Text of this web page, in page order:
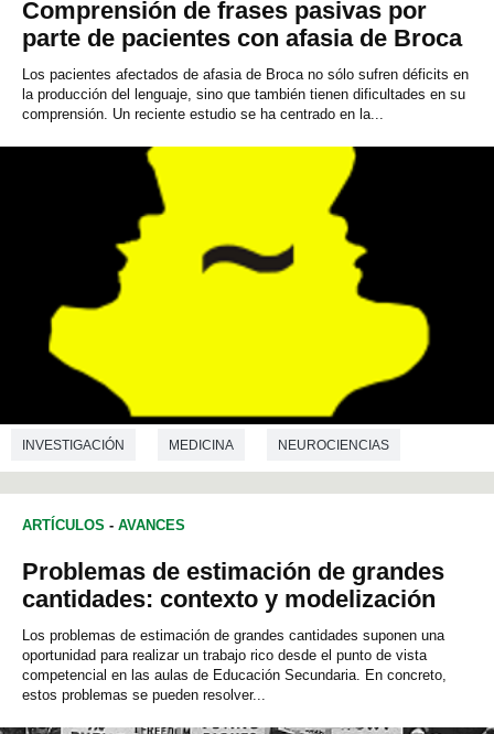
Comprensión de frases pasivas por
parte de pacientes con afasia de Broca
Los pacientes afectados de afasia de Broca no sólo sufren déficits en
la producción del lenguaje, sino que también tienen dificultades en su
comprensión. Un reciente estudio se ha centrado en la...
INVESTIGACIÓN MEDICINA NEUROCIENCIAS
FILOLOGIA
ARTÍCULOS - AVANCES
Problemas de estimación de grandes
cantidades: contexto y modelización
Los problemas de estimación de grandes cantidades suponen una
oportunidad para realizar un trabajo rico desde el punto de vista
competencial en las aulas de Educación Secundaria. En concreto,
estos problemas se pueden resolver...